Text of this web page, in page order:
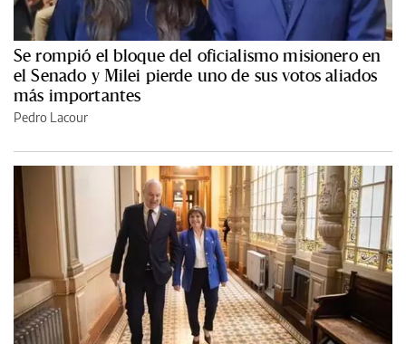
Se rompió el bloque del oficialismo misionero en
el Senado y Milei pierde uno de sus votos aliados
más importantes
Pedro Lacour